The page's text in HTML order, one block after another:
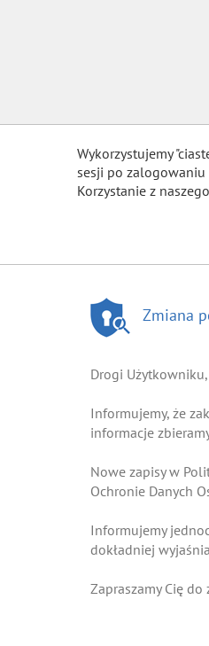
Wykorzystujemy
sesji po zalogowaniu
Korzystanie z
Zmiana
Drogi Użytkowniku,
Informujemy, że
informacje
Nowe zapisy w
Ochronie Danych
Informujemy
dokładniej
Zapraszamy Cię